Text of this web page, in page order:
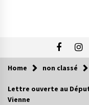
Home non classé
Lettre ouverte au
Vienne